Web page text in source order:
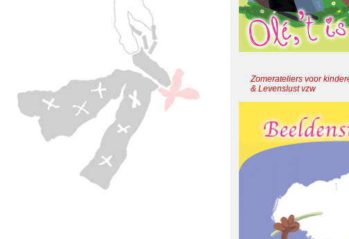
Zomerateliers voor
& Levenslust vzw